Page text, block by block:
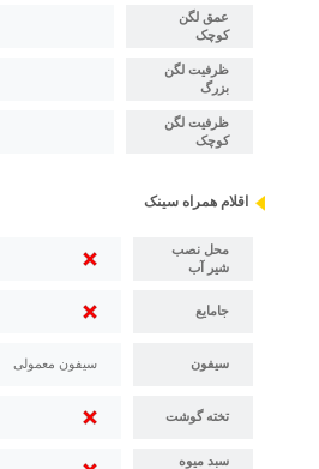
عمق لگن
کوچک
ظرفیت لگن
بزرگ
ظرفیت لگن
کوچک
اقلام همراه سینک
محل نصب
شیر آب
جامایع
سیفون سیفون معمولی
تخته گوشت
سبد میوه